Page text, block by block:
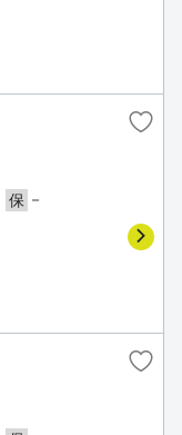
保 －